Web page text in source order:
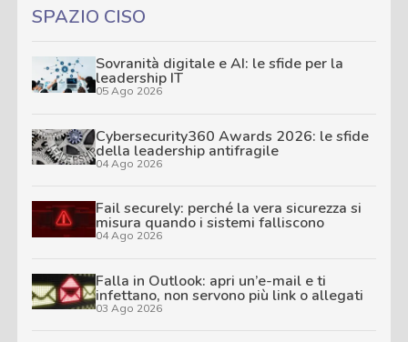
SPAZIO CISO
Sovranità digitale e AI: le sfide per la
leadership IT
05 Ago 2026
Cybersecurity360 Awards 2026: le sfide
della leadership antifragile
04 Ago 2026
Fail securely: perché la vera sicurezza si
misura quando i sistemi falliscono
04 Ago 2026
Falla in Outlook: apri un’e-mail e ti
infettano, non servono più link o allegati
03 Ago 2026